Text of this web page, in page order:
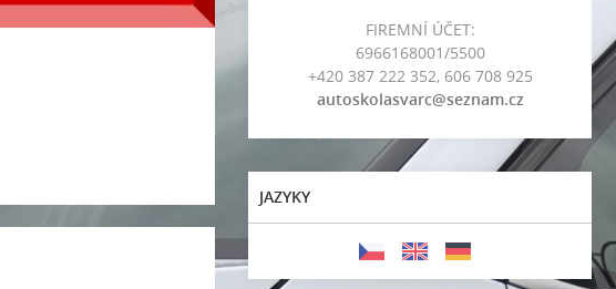
FIREMNÍ ÚČET:
6966168001/5500
+420 387 222 352, 606 708 925
autoskolasvarc@seznam.cz
JAZYKY